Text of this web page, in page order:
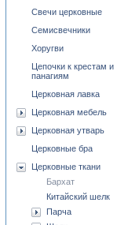
Свечи церковные
Семисвечники
Хоругви
Цепочки к крестам и
панагиям
Церковная лавка
Церковная мебель
Церковная утварь
Церковные бра
Церковные ткани
Бархат
Китайский шелк
Парча